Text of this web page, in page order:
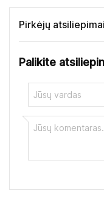
Pirkėjų atsiliepimai
Palikite